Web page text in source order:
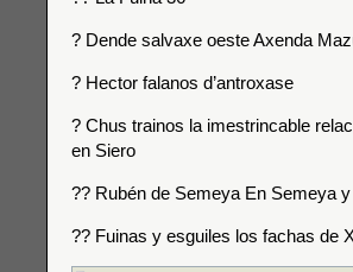
? Dende salvaxe oeste Axenda
? Hector falanos d’antroxase
? Chus trainos la imestrincable
en Siero
?? Rubén de Semeya En Semeya
?? Fuinas y esguiles los fachas de